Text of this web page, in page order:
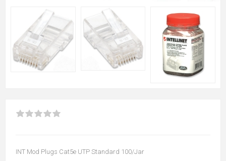
INT Mod Plugs Cat5e UTP Standard 100/Jar